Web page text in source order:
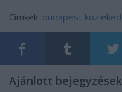
Címkék: budapest
Ajánlott